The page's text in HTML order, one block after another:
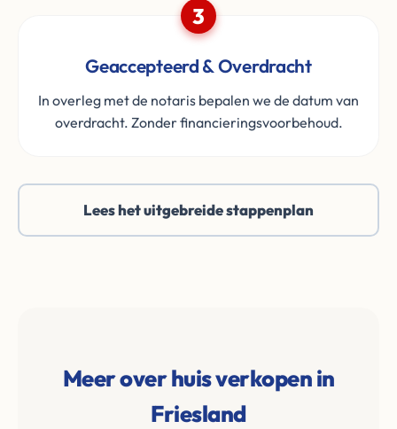
3
Geaccepteerd & Overdracht
In overleg met de notaris bepalen we de datum van
overdracht. Zonder financieringsvoorbehoud.
Lees het uitgebreide stappenplan
Meer over huis verkopen in
Friesland